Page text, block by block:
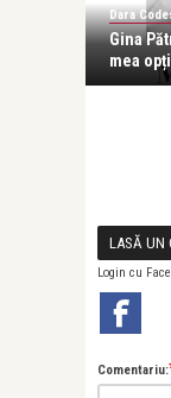
Dara
Gina
mea
LASĂ UN
Login cu
Comentariu: